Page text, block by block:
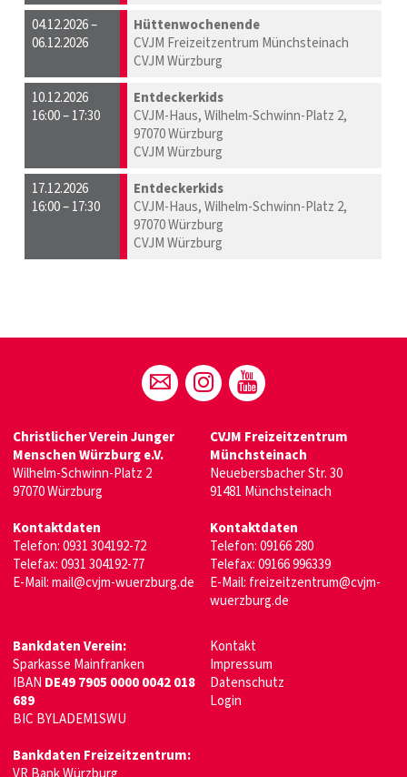
04.12.2026 –
06.12.2026
Hüttenwochenende
CVJM Freizeitzentrum Münchsteinach
CVJM Würzburg
10.12.2026
16:00 – 17:30
Entdeckerkids
CVJM-Haus, Wilhelm-Schwinn-Platz 2,
97070 Würzburg
CVJM Würzburg
17.12.2026
16:00 – 17:30
Entdeckerkids
CVJM-Haus, Wilhelm-Schwinn-Platz 2,
97070 Würzburg
CVJM Würzburg
Christlicher Verein Junger
Menschen Würzburg e.V.
Wilhelm-Schwinn-Platz 2
97070 Würzburg
Kontaktdaten
Telefon:0931 304192-72
Telefax: 0931 304192-77
E-Mail:mail@cvjm-wuerzburg.de
CVJM Freizeitzentrum
Münchsteinach
Neuebersbacher Str. 30
91481 Münchsteinach
Kontaktdaten
Telefon:09166 280
Telefax: 09166 996339
E-Mail: freizeitzentrum@cvjm-
wuerzburg.de
Bankdaten Verein:
Sparkasse Mainfranken
IBAN DE49 7905 0000 0042 018
689
BIC BYLADEM1SWU
Bankdaten Freizeitzentrum:
Kontakt
Impressum
Datenschutz
Login